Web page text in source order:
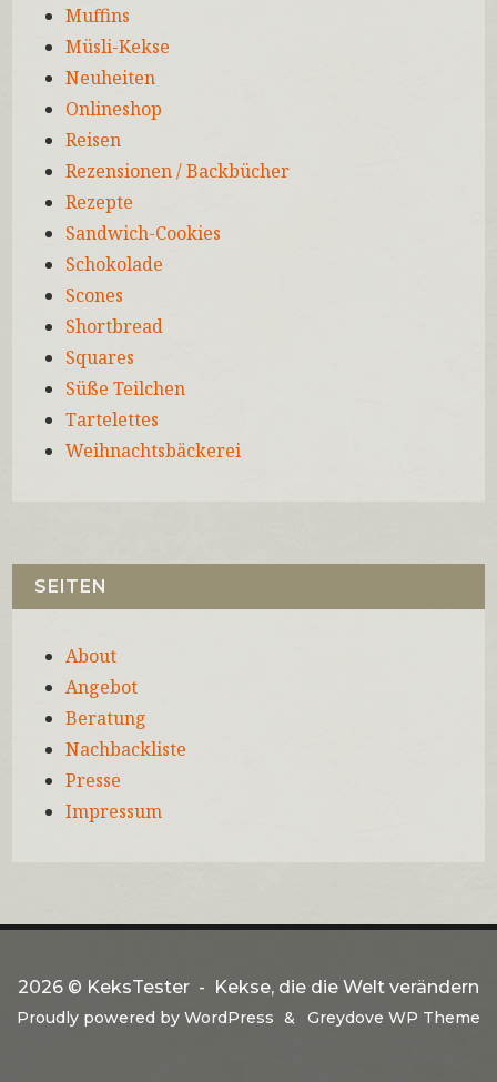
Muffins
Müsli-Kekse
Neuheiten
Onlineshop
Reisen
Rezensionen / Backbücher
Rezepte
Sandwich-Cookies
Schokolade
Scones
Shortbread
Squares
Süße Teilchen
Tartelettes
Weihnachtsbäckerei
SEITEN
About
Angebot
Beratung
Nachbackliste
Presse
Impressum
2026 © KeksTester Kekse, die die Welt verändern
Proudly powered byWordPress Greydove WP Theme